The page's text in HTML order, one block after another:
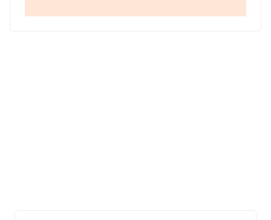
de ventas en 2019. Finalmente, para completar los